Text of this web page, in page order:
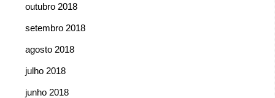
outubro 2018
setembro 2018
agosto 2018
julho 2018
junho 2018